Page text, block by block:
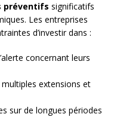
préventifs significatifs
Les entreprises
d’investir dans :
concernant leurs
extensions et
sur de longues périodes